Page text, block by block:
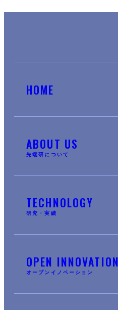
HOME
ABOUT US
先端研について
TECHNOLOGY
研究・実績
OPEN INNOVATION
オープンイノベーション